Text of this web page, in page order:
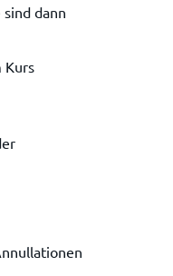
dann
Kurs